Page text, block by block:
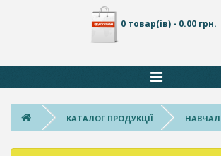
0 товар(ів) - 0.00 грн.
КАТАЛОГ ПРОДУКЦІЇ